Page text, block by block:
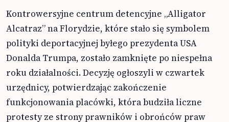
Kontrowersyjne centrum detencyjne „Alligator
Alcatraz” na Florydzie, które stało się symbolem
polityki deportacyjnej byłego prezydenta USA
Donalda Trumpa, zostało zamknięte po niespełna
roku działalności. Decyzję ogłoszyli w czwartek
urzędnicy, potwierdzając zakończenie
funkcjonowania placówki, która budziła liczne
protesty ze strony prawników i obrońców praw